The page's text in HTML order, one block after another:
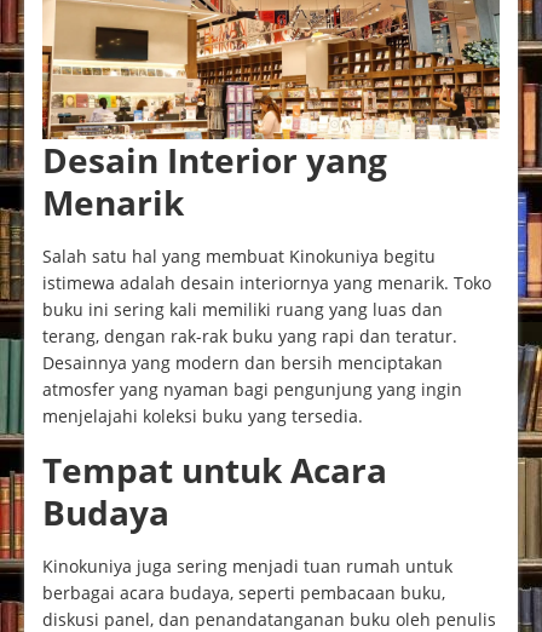
Desain Interior yang
Menarik
Salah satu hal yang membuat Kinokuniya begitu
istimewa adalah desain interiornya yang menarik. Toko
buku ini sering kali memiliki ruang yang luas dan
terang, dengan rak-rak buku yang rapi dan teratur.
Desainnya yang modern dan bersih menciptakan
atmosfer yang nyaman bagi pengunjung yang ingin
menjelajahi koleksi buku yang tersedia.
Tempat untuk Acara
Budaya
Kinokuniya juga sering menjadi tuan rumah untuk
berbagai acara budaya, seperti pembacaan buku,
diskusi panel, dan penandatanganan buku oleh penulis